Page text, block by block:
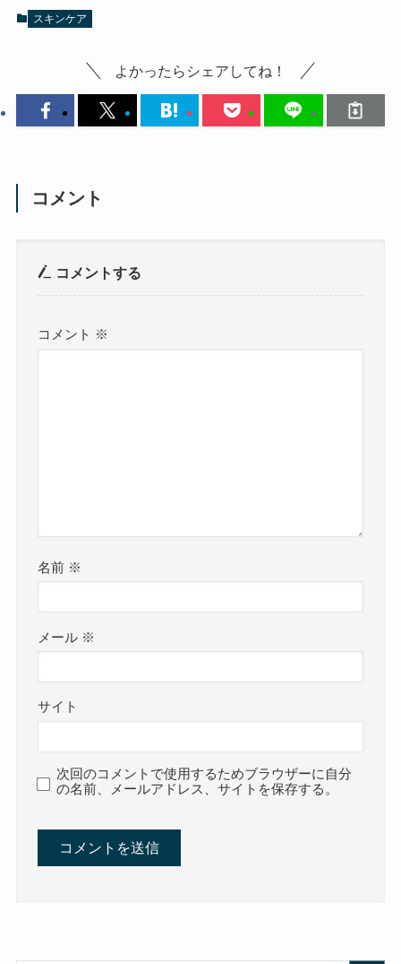
スキンケア
よかったらシェアしてね！
コメント
コメントする
コメント ※
名前 ※
メール ※
サイト
次回のコメントで使用するためブラウザーに自分
の名前、メールアドレス、サイトを保存する。